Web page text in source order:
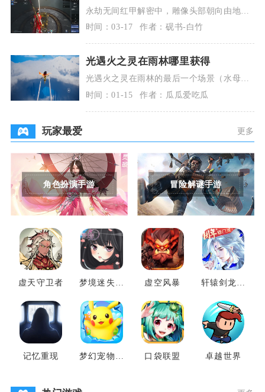
永劫无间红甲解密中，雕像头部朝向由地下
密室墙壁的随机箭头决定，按上北下南左西
右东对应调整，
时间：03-17 作者：砚书-白竹
光遇火之灵在雨林哪里获得
光遇火之灵在雨林的最后一个场景（水母图/
银光森林）中获取，具体位置是该场景左侧
的凉亭顶部、
时间：01-15 作者：瓜瓜爱吃瓜
玩家最爱 更多
角色扮演手游 冒险解谜手游
虚天守卫者
梦境迷失之
虚空风暴
轩辕剑龙舞
记忆重现
梦幻宠物联
口袋联盟 卓越世界